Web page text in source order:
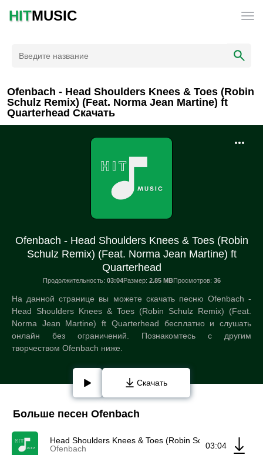
HITMUSIC
Ofenbach - Head Shoulders Knees & Toes (Robin
Schulz Remix) (Feat. Norma Jean Martine) ft
Quarterhead Скачать
Ofenbach - Head Shoulders Knees & Toes (Robin
Schulz Remix) (Feat. Norma Jean Martine) ft
Quarterhead
Продолжительность: 03:04Размер: 2.85 MBПросмотров: 36
На данной странице вы можете скачать песню Ofenbach -
Head Shoulders Knees & Toes (Robin Schulz Remix) (Feat.
Norma Jean Martine) ft Quarterhead бесплатно и слушать
онлайн без ограничений. Познакомтесь с другим
творчеством Ofenbach ниже.
Скачать
Больше песен Ofenbach
Head Shoulders Knees & Toes (Robin Schulz Remix)
Ofenbach
03:04